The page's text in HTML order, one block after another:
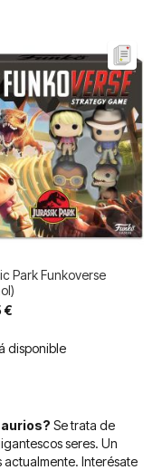
Park Funkoverse
€
disponible
Se trata de
seres. Un
Interésate